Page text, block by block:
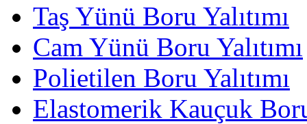
Taş Yünü Boru Yalıtımı
Cam Yünü Boru Yalıtımı
Polietilen Boru Yalıtımı
Elastomerik Kauçuk